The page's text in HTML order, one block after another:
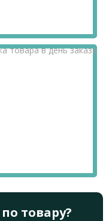
товару?